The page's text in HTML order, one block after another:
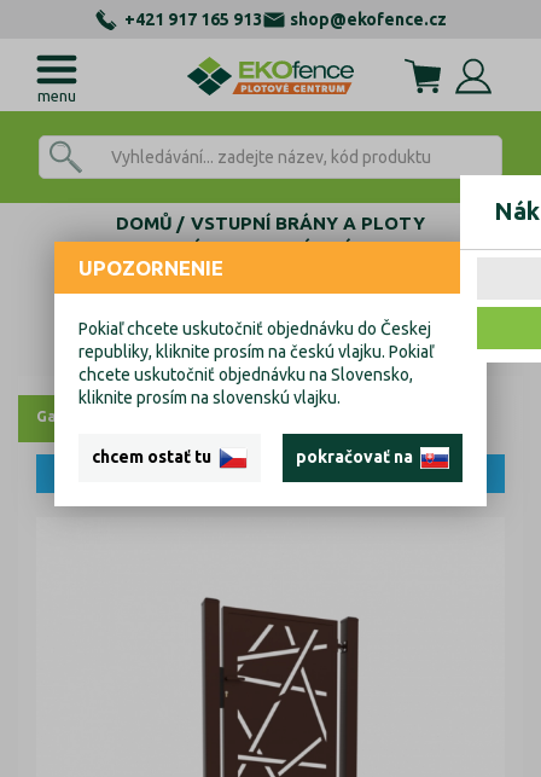
+421 917 165 913 shop@ekofence.cz
menu
DOMŮ
VSTUPNÍ BRÁNY A PLOTY
VYPALOVANÉ DESIGNOVÉ BRÁNY A BRANKY
Designová branka HALEN 1kř. 1000x1800mm hnědá se sloupky
Designová branka HALEN 1kř.
1000x1800mm hnědá se sloupky
Galerie
NOVINKA
UPOZORNENIE
Pokiaľ chcete uskutočniť objednávku do Českej
republiky, kliknite prosím na českú vlajku. Pokiaľ
chcete uskutočniť objednávku na Slovensko,
kliknite prosím na slovenskú vlajku.
chcem ostať tu pokračovať na